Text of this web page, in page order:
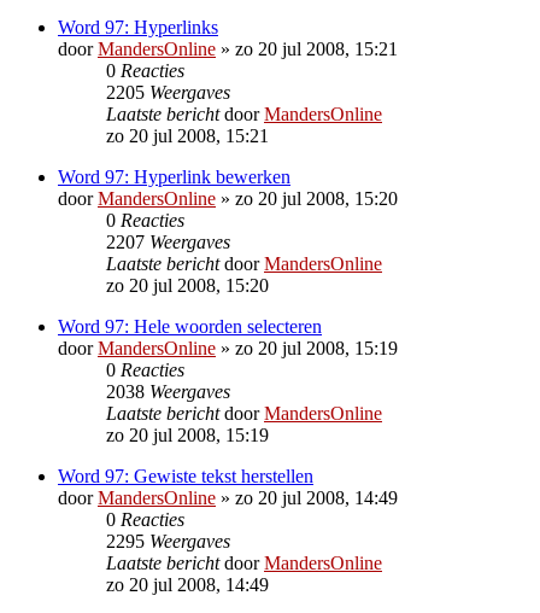
Word 97: Hyperlinks
doorMandersOnline » zo 20 jul 2008, 15:21
0 Reacties
2205 Weergaves
Laatste berichtdoorMandersOnline
zo 20 jul 2008, 15:21
Word 97: Hyperlink bewerken
doorMandersOnline » zo 20 jul 2008, 15:20
0 Reacties
2207 Weergaves
Laatste berichtdoorMandersOnline
zo 20 jul 2008, 15:20
Word 97: Hele woorden selecteren
doorMandersOnline » zo 20 jul 2008, 15:19
0 Reacties
2038 Weergaves
Laatste berichtdoorMandersOnline
zo 20 jul 2008, 15:19
Word 97: Gewiste tekst herstellen
doorMandersOnline » zo 20 jul 2008, 14:49
0 Reacties
2295 Weergaves
Laatste berichtdoorMandersOnline
zo 20 jul 2008, 14:49